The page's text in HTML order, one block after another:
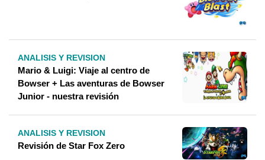
ANALISIS Y REVISION
Mario & Luigi: Viaje al centro de
Bowser + Las aventuras de Bowser
Junior - nuestra revisión
ANALISIS Y REVISION
Revisión de Star Fox Zero